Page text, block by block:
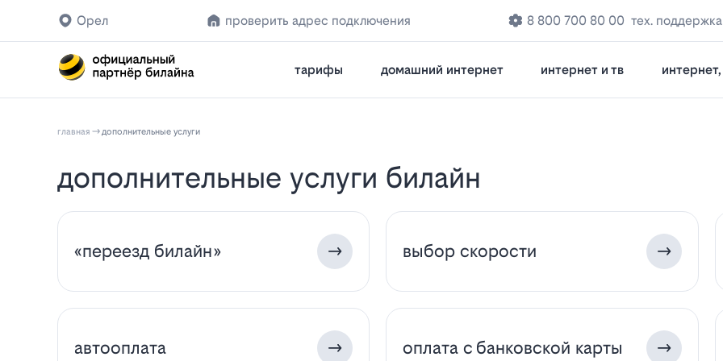
Орел проверить адрес подключения 8 800 700 80 00 тех. поддержка
тарифы домашний интернет интернет и тв
главная дополнительные услуги
дополнительные услуги билайн
«переезд билайн» выбор скорости
автооплата оплата с банковской карты